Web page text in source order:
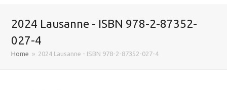
2024 Lausanne - ISBN 978-2-87352-
027-4
Home » 2024 Lausanne - ISBN 978-2-87352-027-4